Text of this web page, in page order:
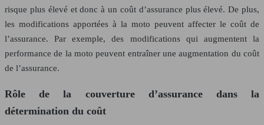
risque plus élevé et donc à un coût d’assurance plus élevé. De plus,
les modifications apportées à la moto peuvent affecter le coût de
l’assurance. Par exemple, des modifications qui augmentent la
performance de la moto peuvent entraîner une augmentation du coût
de l’assurance.
Rôle de la couverture d’assurance dans la
détermination du coût